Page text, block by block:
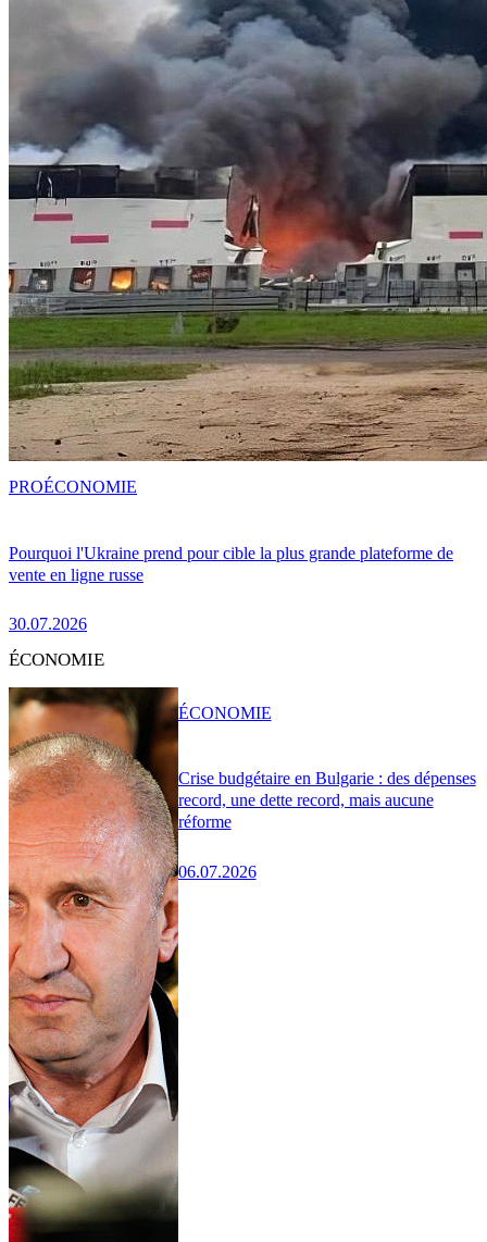
Pourquoi l'Ukraine prend pour cible la plus grande plateforme de
vente en ligne russe
30.07.2026
PROÉCONOMIE
ÉCONOMIE
Crise budgétaire en Bulgarie : des dépenses
record, une dette record, mais aucune
réforme
06.07.2026
ÉCONOMIE